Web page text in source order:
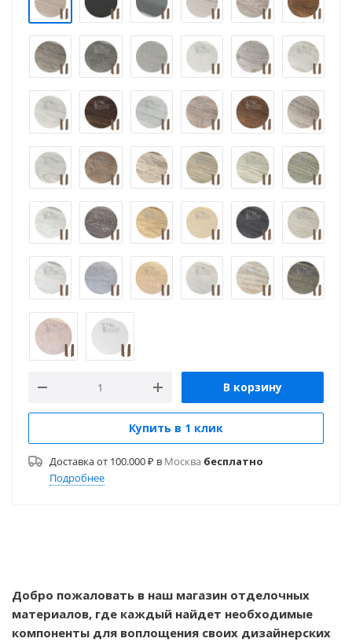
В корзину
Купить в 1 клик
Доставка от 100.000 ₽ в Москва бесплатно
Подробнее
Добро пожаловать в наш магазин отделочных
материалов, где каждый найдет необходимые
компоненты для воплощения своих дизайнерских